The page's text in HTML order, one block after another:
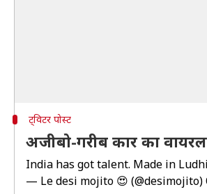
ट्विटर पोस्ट
अजीबो-गरीब कार का वायरल
India has got talent. Made in
— Le desi mojito 😍 (@desimojito)